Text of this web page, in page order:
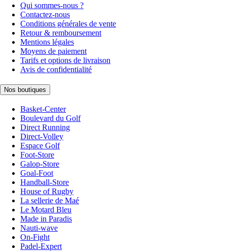
Qui sommes-nous ?
Contactez-nous
Conditions générales de vente
Retour & remboursement
Mentions légales
Moyens de paiement
Tarifs et options de livraison
Avis de confidentialité
Nos boutiques
Basket-Center
Boulevard du Golf
Direct Running
Direct-Volley
Espace Golf
Foot-Store
Galop-Store
Goal-Foot
Handball-Store
House of Rugby
La sellerie de Maé
Le Motard Bleu
Made in Paradis
Nauti-wave
On-Fight
Padel-Expert